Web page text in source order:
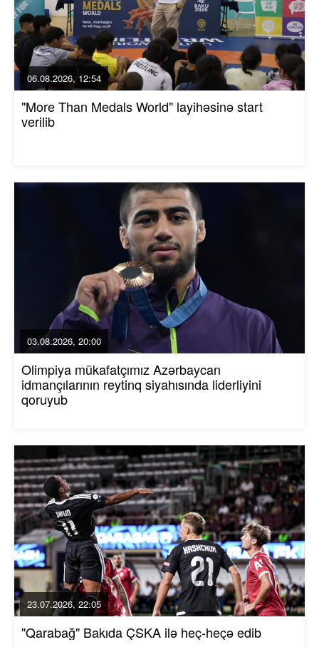
06.08.2026, 12:54
"More Than Medals World" layihəsinə start
verilib
03.08.2026, 20:00
Olimpiya mükafatçımız Azərbaycan
idmançılarının reytinq siyahısında liderliyini
qoruyub
23.07.2026, 22:05
"Qarabağ" Bakıda ÇSKA ilə heç-heçə edib